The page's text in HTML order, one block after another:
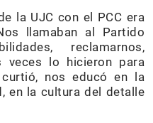
la UJC con el PCC era
llamaban al Partido
reclamarnos,
veces lo hicieron para
nos educó en la
en la cultura del detalle